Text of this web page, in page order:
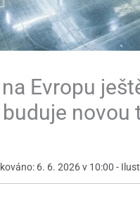
Evropu
novou
6. 6. 2026 v 10:00 -